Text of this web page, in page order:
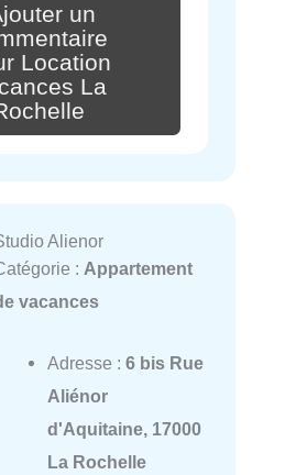
un
Location
La
Alienor
: Appartement
vacances
Adresse : 6 bis Rue
Aliénor
d'Aquitaine, 17000
La Rochelle